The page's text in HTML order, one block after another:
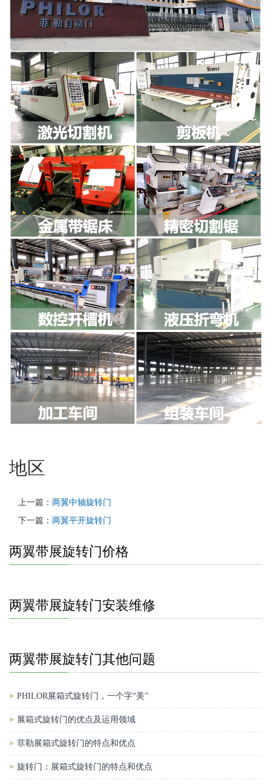
地区
上一篇： 两翼中轴旋转门
下一篇： 两翼平开旋转门
两翼带展旋转门价格
两翼带展旋转门安装维修
两翼带展旋转门其他问题
PHILOR展箱式旋转门，一个字“美”
展箱式旋转门的优点及运用领域
菲勒展箱式旋转门的特点和优点
旋转门：展箱式旋转门的特点和优点